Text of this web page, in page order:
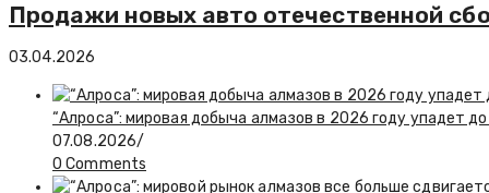
Продажи новых авто отечественной
03.04.2026
“Алроса”: мировая добыча алмазов в 2026 году упадет
07.08.2026/
0 Comments